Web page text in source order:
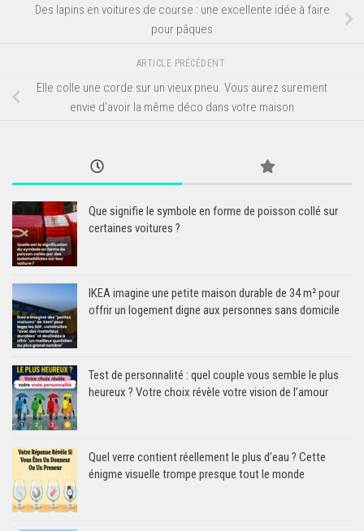
Des lapins en voitures de course : une excellente idée à faire
pour pâques
ARTICLE PRÉCÉDENT
Elle colle une corde sur un vieux pneu. Vous aurez surement
envie d’avoir la même déco dans votre maison
Que signifie le symbole en forme de poisson collé sur
certaines voitures ?
IKEA imagine une petite maison durable de 34 m² pour
offrir un logement digne aux personnes sans domicile
Test de personnalité : quel couple vous semble le plus
heureux ? Votre choix révèle votre vision de l’amour
Quel verre contient réellement le plus d’eau ? Cette
énigme visuelle trompe presque tout le monde